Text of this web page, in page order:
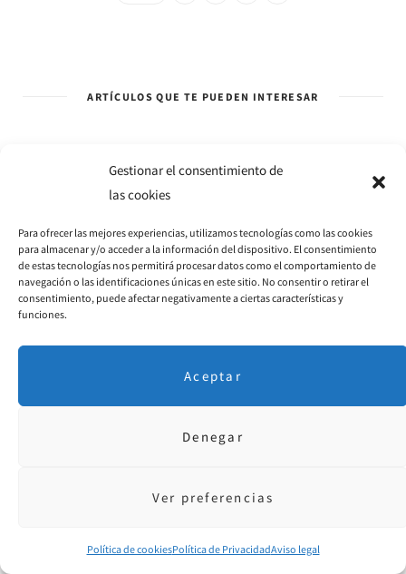
Gestionar el consentimiento de
las cookies
Para ofrecer las mejores experiencias, utilizamos tecnologías como las cookies
para almacenar y/o acceder a la información del dispositivo. El consentimiento
de estas tecnologías nos permitirá procesar datos como el comportamiento de
navegación o las identificaciones únicas en este sitio. No consentir o retirar el
consentimiento, puede afectar negativamente a ciertas características y
funciones.
Aceptar
Denegar
Ver preferencias
Política de cookiesPolítica de PrivacidadAviso legal
ARTÍCULOS QUE TE PUEDEN INTERESAR